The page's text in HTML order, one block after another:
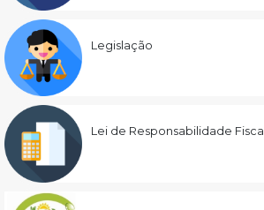
Legislação
Lei de Responsabilidade Fiscal